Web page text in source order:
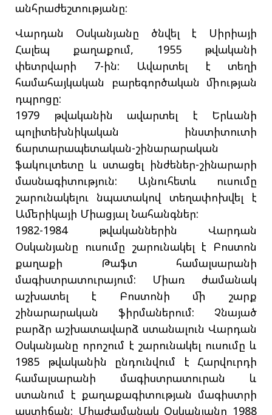
անհրաժեշտությանը:
Վարդան Օսկանյանը ծնվել է Սիրիայի
Հալեպ քաղաքում, 1955 թվականի
փետրվարի 7-ին: Ավարտել է տեղի
համահայկական բարեգործական միության
դպրոցը:
1979 թվականին ավարտել է Երևանի
պոլիտեխնիկական ինստիտուտի
ճարտարապետական-շինարարական
ֆակուլտետը և ստացել ինժեներ-շինարարի
մասնագիտություն: Այնուհետև ուսումը
շարունակելու նպատակով տեղափոխվել է
Ամերիկայի Միացյալ Նահանգներ:
1982-1984 թվականներին Վարդան
Օսկանյանը ուսումը շարունակել է Բոստոն
քաղաքի Թաֆտ համալսարանի
մագիստրատուրայում: Միառ ժամանակ
աշխատել է Բոստոնի մի շարք
շինարարական ֆիրմաներում: Չնայած
բարձր աշխատավարձ ստանալուն Վարդան
Օսկանյանը որոշում է շարունակել ուսումը և
1985 թվականին ընդունվում է Հարվուրդի
համալսարանի մագիստրատուրան և
ստանում է քաղաքագիտության մագիստրի
աստիճան: Միաժամանակ Օսկանյանը 1988